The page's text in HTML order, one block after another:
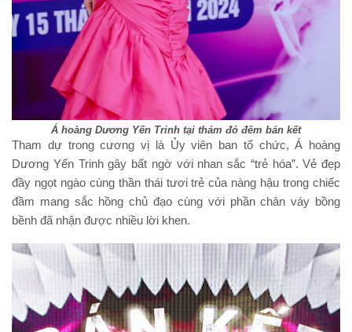
Á hoàng Dương Yến Trinh tại thảm đỏ đêm bán kết
Tham dự trong cương vị là Ủy viên ban tổ chức, Á hoàng
Dương Yến Trinh gây bất ngờ với nhan sắc “trẻ hóa”. Vẻ đẹp
đầy ngọt ngào cùng thần thái tươi trẻ của nàng hậu trong chiếc
đầm mang sắc hồng chủ đạo cùng với phần chân váy bồng
bềnh đã nhận được nhiều lời khen.